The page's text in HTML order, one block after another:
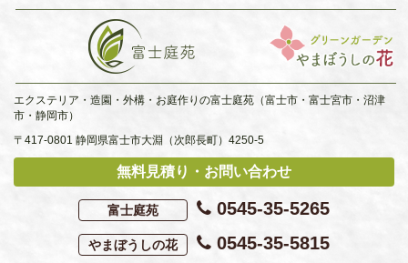
Skip
エクステリア・造園・外構・お庭作りの富士庭苑（富士市・富士宮市・沼津
市・静岡市）
〒417-0801 静岡県富士市大淵（次郎長町）4250-5
無料見積り・お問い合わせ
富士庭苑 0545-35-5265
やまぼうしの花 0545-35-5815